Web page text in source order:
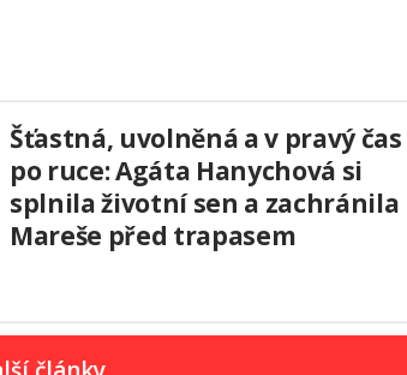
Šťastná, uvolněná a v pravý čas
po ruce: Agáta Hanychová si
splnila životní sen a zachránila
Mareše před trapasem